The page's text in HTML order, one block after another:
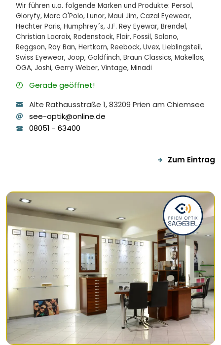
Wir führen u.a. folgende Marken und Produkte: Persol,
Gloryfy, Marc O'Polo, Lunor, Maui Jim, Cazal Eyewear,
Hechter Paris, Humphrey´s, J.F. Rey Eyewar, Brendel,
Christian Lacroix, Rodenstock, Flair, Fossil, Solano,
Reggson, Ray Ban, Hertkorn, Reebock, Uvex, Lieblingsteil,
Swiss Eyewear, Joop, Goldfinch, Braun Classics, Makellos,
ÖGA, Joshi, Gerry Weber, Vintage, Minadi
Gerade geöffnet!
Alte Rathausstraße 1, 83209 Prien am Chiemsee
see-optik@online.de
08051 - 63400
Zum Eintrag